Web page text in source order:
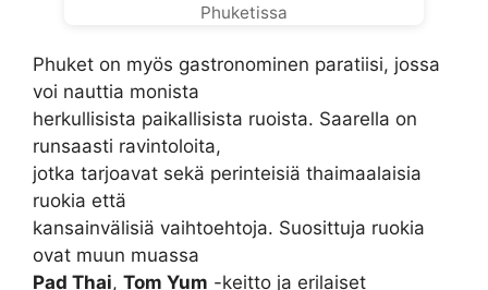
Phuketissa
Phuket on myös gastronominen paratiisi, jossa
voi nauttia monista
herkullisista paikallisista ruoista. Saarella on
runsaasti ravintoloita,
jotka tarjoavat sekä perinteisiä thaimaalaisia
ruokia että
kansainvälisiä vaihtoehtoja. Suosittuja ruokia
ovat muun muassa
Pad Thai, Tom Yum -keitto ja erilaiset